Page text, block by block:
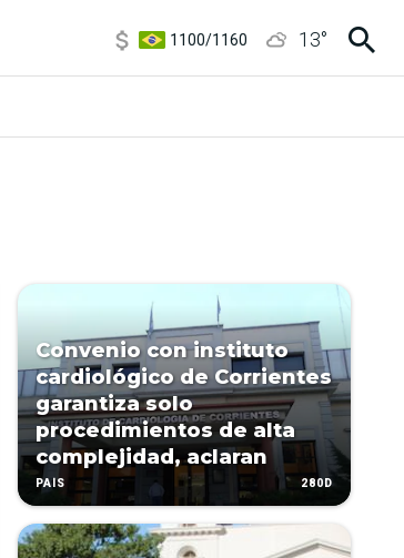
1100/1160
13°
Convenio con instituto
cardiológico de Corrientes
garantiza solo
procedimientos de alta
complejidad, aclaran
PAÍS 280D